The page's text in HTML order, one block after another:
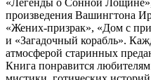
произведения Вашингтона
«Жених-призрак», «Дом с
и «Загадочный корабль».
атмосферой старинных
Книга понравится